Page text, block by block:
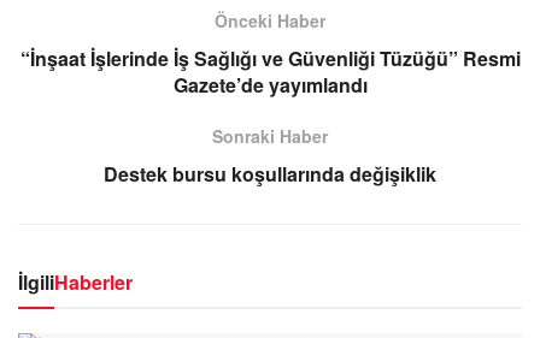
Önceki Haber
“İnşaat İşlerinde İş Sağlığı ve Güvenliği Tüzüğü” Resmi
Gazete’de yayımlandı
Sonraki Haber
Destek bursu koşullarında değişiklik
İlgiliHaberler